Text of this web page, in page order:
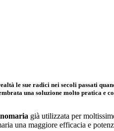
le sue radici nei secoli passati
una soluzione molto pratica e
già utilizzata per
una maggiore efficacia e